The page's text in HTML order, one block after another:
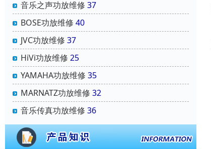
音乐之声功放维修 37
BOSE功放维修 40
JVC功放维修 37
HiVi功放维修 25
YAMAHA功放维修 35
MARNATZ功放维修 32
音乐传真功放维修 36